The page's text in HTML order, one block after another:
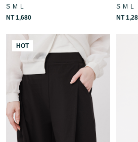
S M
L
NT 1,680
S M
L
NT
HOT